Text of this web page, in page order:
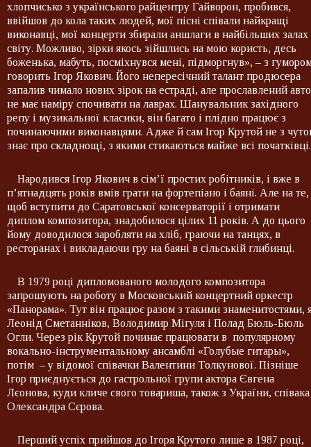
хлопчисько з українського райцентру Гайворон, пробився,
ввійшов до кола таких людей, мої пісні співали найкращі
виконавці, мої концерти збирали аншлаги в найбільших залах
світу. Можливо, зірки якось зійшлись на мою користь, десь
боженька, мабуть, посміхнувся мені, підморгнув», – з
говорить Ігор Якович. Його непересічний талант продюсера
запалив чимало нових зірок на естраді, але прославлений
не має наміру спочивати на лаврах. Шанувальник західного
репу і музикальної класики, він багато і плідно працює з
починаючими виконавцями. Адже й сам Ігор Крутой не з
знає про складнощі, з якими стикаються майже всі початківці.
Народився Ігор Якович в сім’ї простих робітників, і вже в
п’ятнадцять років вмів грати на фортепіано і баяні. Але на те,
щоб вступити до Саратовської консерваторії і отримати
диплом композитора, знадобилося цілих 11 років. А до цього
йому доводилося заробляти на хліб, граючи на танцях, в
ресторанах і викладаючи гру на баяні в сільській глибинці.
В 1979 році дипломованого молодого композитора
запрошують на роботу в Московський концертний оркестр
«Панорама». Тут він працює разом з такими знаменитостями,
Леонід Сметанніков, Володимир Мігуля і Полад Бюль-Бюль
Огли. Через рік Крутой починає працювати в популярному
вокально-інструментальному ансамблі «Голубые гитары»,
потім – у відомої співачки Валентини Толкунової. Пізніше
Ігор приєднується до гастрольної групи актора Євгена
Лєонова, куди кличе свого товариша, також з України, співака
Олександра Сєрова.
Перший успіх прийшов до Ігоря Крутого лише в 1987 році,